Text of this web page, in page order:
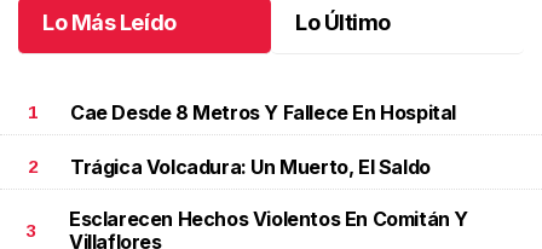
Lo Más Leído Lo Último
1 Cae Desde 8 Metros Y Fallece En Hospital
2 Trágica Volcadura: Un Muerto, El Saldo
3
Esclarecen Hechos Violentos En Comitán Y
Villaflores